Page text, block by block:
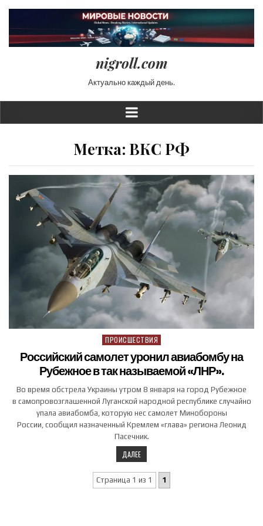
nigroll.com
Актуально каждый день.
Метка: ВКС РФ
Posted in
ПРОИСШЕСТВИЯ
Российский самолет уронил авиабомбу на
Рубежное в так называемой «ЛНР».
Во время обстрела Украины утром 8 января на город Рубежное
в самопровозглашенной Луганской народной республике случайно
упала авиабомба, которую нес самолет Минобороны
России, сообщил назначенный Кремлем «глава» региона Леонид
Пасечник.
ДАЛЕЕ
Страница 1 из 1 1